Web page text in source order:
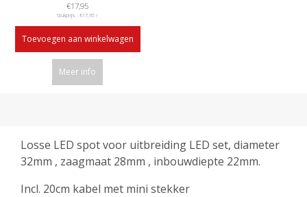
€17,95
Stukprijs : €17,95 /
Toevoegen aan winkelwagen
Meer info
Losse LED spot voor uitbreiding LED set, diameter
32mm , zaagmaat 28mm , inbouwdiepte 22mm.
Incl. 20cm kabel met mini stekker